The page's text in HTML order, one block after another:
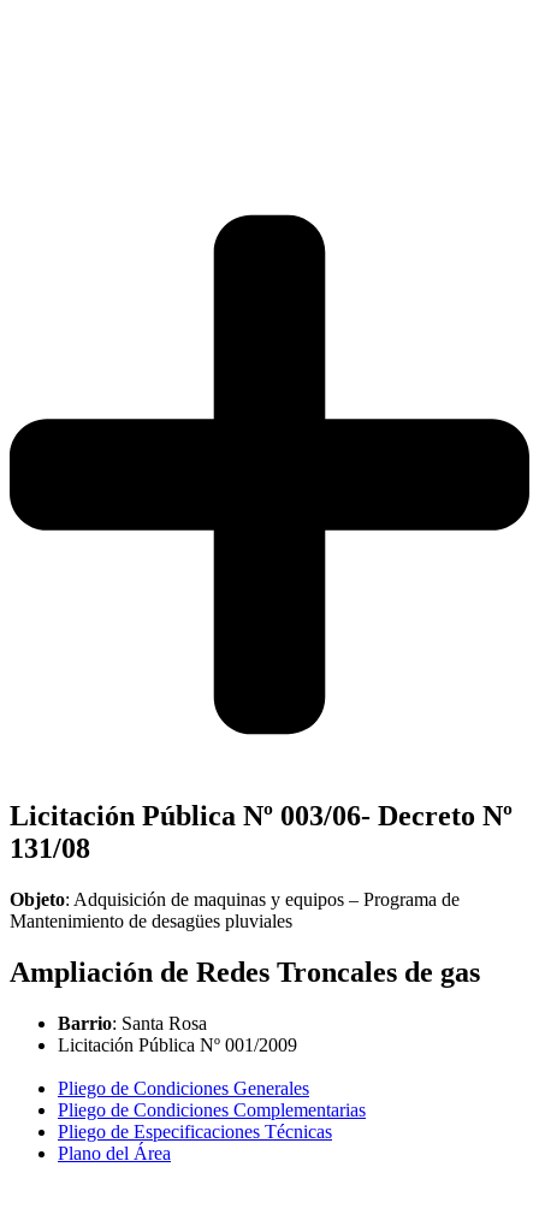
Licitación Pública Nº 003/06- Decreto Nº
131/08
Objeto: Adquisición de maquinas y equipos – Programa de
Mantenimiento de desagües pluviales
Ampliación de Redes Troncales de gas
Barrio: Santa Rosa
Licitación Pública Nº 001/2009
Pliego de Condiciones Generales
Pliego de Condiciones Complementarias
Pliego de Especificaciones Técnicas
Plano del Área